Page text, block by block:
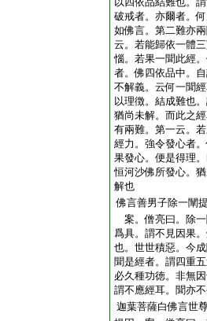
破戒者。亦爾者。
如佛言。第二難亦
云。若能歸依一體
惱。若果一聞此經
者。佛四依品中。
不解義。云何一聞
以理徴。結成難也
猶尚未解。而此之
有兩難。第一云。
經力。強令發心者
果發心。便是得理
恒河沙佛所發心。
解也
佛言善男子除一闡
案。僧亮曰。除
爲具。謂不見因果
也。世世積惡。今
聞是經者。謂四重
必久種功徳。非無
謂不應經耳。聞亦
迦葉菩薩白佛言世